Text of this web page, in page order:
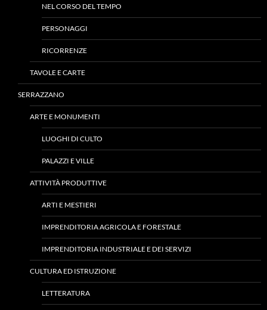
NEL CORSO DEL TEMPO
PERSONAGGI
RICORRENZE
TAVOLE E CARTE
SERRAZZANO
ARTE E MONUMENTI
LUOGHI DI CULTO
PALAZZI E VILLE
ATTIVITÀ PRODUTTIVE
ARTI E MESTIERI
IMPRENDITORIA AGRICOLA E FORESTALE
IMPRENDITORIA INDUSTRIALE E DEI SERVIZI
CULTURA ED ISTRUZIONE
LETTERATURA